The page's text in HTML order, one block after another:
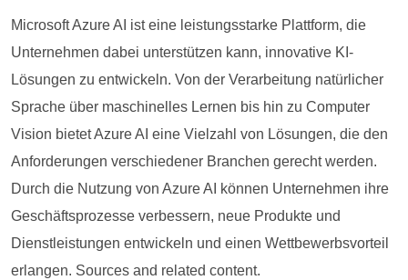
Microsoft Azure AI ist eine leistungsstarke Plattform, die
Unternehmen dabei unterstützen kann, innovative KI-
Lösungen zu entwickeln. Von der Verarbeitung natürlicher
Sprache über maschinelles Lernen bis hin zu Computer
Vision bietet Azure AI eine Vielzahl von Lösungen, die den
Anforderungen verschiedener Branchen gerecht werden.
Durch die Nutzung von Azure AI können Unternehmen ihre
Geschäftsprozesse verbessern, neue Produkte und
Dienstleistungen entwickeln und einen Wettbewerbsvorteil
erlangen. Sources and related content.